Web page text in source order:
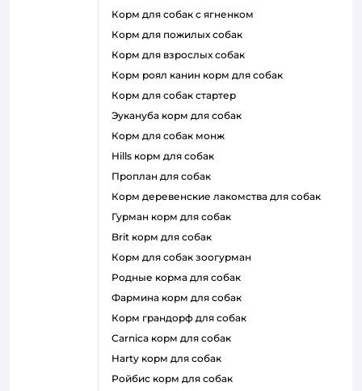
корм для собак с ягненком
корм для пожилых собак
корм для взрослых собак
корм роял канин корм для собак
корм для собак стартер
эукануба корм для собак
корм для собак монж
hills корм для собак
проплан для собак
корм деревенские лакомства для собак
гурман корм для собак
brit корм для собак
корм для собак зоогурман
родные корма для собак
фармина корм для собак
корм грандорф для собак
carnica корм для собак
harty корм для собак
ройбис корм для собак